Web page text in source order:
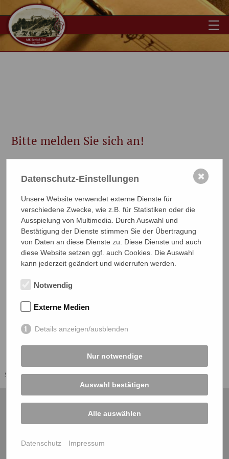
Aktuelles
Termine
Kontakt
Mitgliederbereich
Impressum
Datenschutz
Bitte melden Sie sich an!
Sie müssen angemeldet sein um die Inhalte sehen zu
Noch kein Passwort? Bitte nehmen Sie mit uns
Kontaktauf!
Benutzername
Passwort
eingeloggt bleiben
Abschicken
Sie sind hier: Startseite Loginartikel Loginformular
Musikkapelle Schloß Zeil e. V. • Julian Hofmann • Steigweg 4 • 88299
• Email: julian.hofmann(at)mk-schlosszeil.de • Internet:
Datenschutz-Einstellungen
Unsere Website verwendet externe Dienste für
verschiedene Zwecke, wie z.B. für Statistiken oder die
Ausspielung von Multimedia. Durch Auswahl und
Bestätigung der Dienste stimmen Sie der Übertragung
von Daten an diese Dienste zu. Diese Dienste und auch
diese Website setzen ggf. auch Cookies. Die Auswahl
kann jederzeit geändert und widerrufen werden.
Notwendig
Externe Medien
Details anzeigen/ausblenden
Nur notwendige
Auswahl bestätigen
Alle auswählen
Datenschutz Impressum
✖